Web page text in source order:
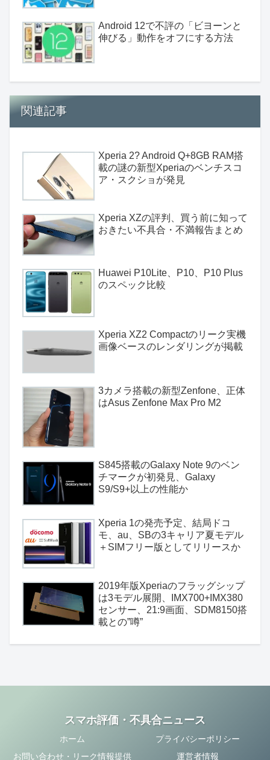
Android 12で不評の「ビヨーンと
伸びる」動作をオフにする方法
関連記事
Xperia 2? Android Q+8GB RAM搭
載の謎の新型Xperiaのベンチスコ
ア・スクショが発見
Xperia XZの評判、買う前に知って
おきたい不具合・不満報告まとめ
Huawei P10Lite、P10、P10 Plus
のスペック比較
Xperia XZ2 Compactのリーク実機
画像ベースのレンダリングが掲載
3カメラ搭載の新型Zenfone、正体
はAsus Zenfone Max Pro M2
S845搭載のGalaxy Note 9のベン
チマークが初発見、Galaxy
S9/S9+以上の性能か
Xperia 1の発売予定、結局ドコ
モ、au、SBの3キャリア夏モデル
＋SIMフリー版としてリリースか
2019年版Xperiaのフラッグシップ
は3モデル展開、IMX700+IMX380
センサー、21:9画面、SDM8150搭
載との”噂”
スマホ評価・不具合ニュース
ホーム
プライバシーポリシー
お問い合わせ・リーク情報提供
運営者情報